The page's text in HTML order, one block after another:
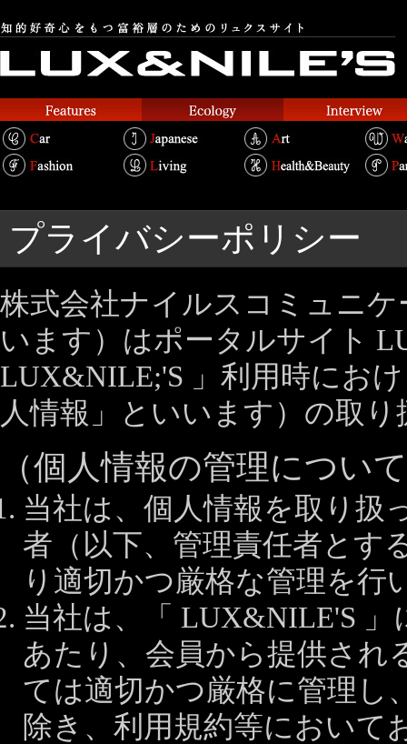
プライバシーポリシー
株式会社ナイルスコミュニ
います）はポータルサイト
LUX&NILE;'S 」利用時にお
人情報」といいます）の取
（個人情報の管理につい
当社は、個人情報を取り扱
者（以下、管理責任者とす
り適切かつ厳格な管理を行
当社は、「 LUX&NILE'S
あたり、会員から提供され
ては適切かつ厳格に管理し
除き、利用規約等において